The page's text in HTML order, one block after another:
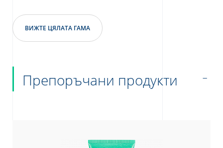
ВИЖТЕ ЦЯЛАТА ГАМА
Препоръчани продукти